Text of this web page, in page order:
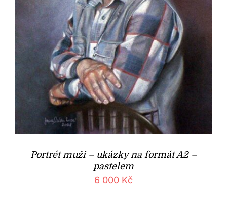
Portrét muži – ukázky na formát A2 –
pastelem
6 000 Kč